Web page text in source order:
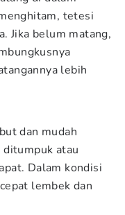
tetesi
Jika belum matang,
lebih
dan mudah
ditumpuk atau
Dalam kondisi
lembek dan